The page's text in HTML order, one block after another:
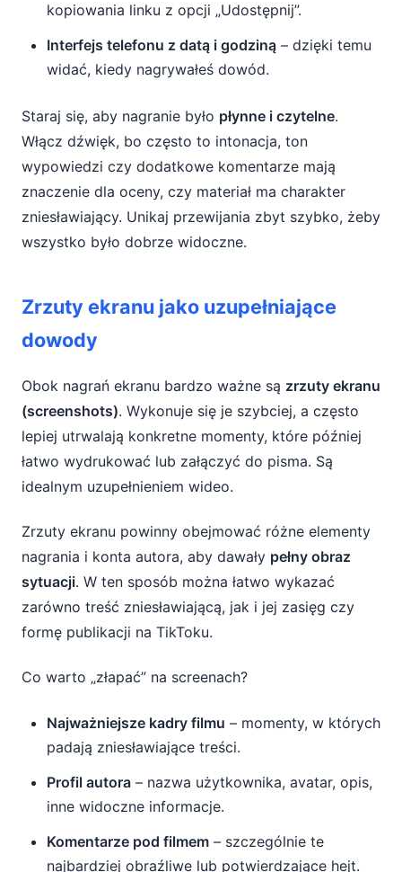
kopiowania linku z opcji „Udostępnij”.
Interfejs telefonu z datą i godziną – dzięki temu
widać, kiedy nagrywałeś dowód.
Staraj się, aby nagranie było płynne i czytelne.
Włącz dźwięk, bo często to intonacja, ton
wypowiedzi czy dodatkowe komentarze mają
znaczenie dla oceny, czy materiał ma charakter
zniesławiający. Unikaj przewijania zbyt szybko, żeby
wszystko było dobrze widoczne.
Zrzuty ekranu jako uzupełniające
dowody
Obok nagrań ekranu bardzo ważne są zrzuty ekranu
(screenshots). Wykonuje się je szybciej, a często
lepiej utrwalają konkretne momenty, które później
łatwo wydrukować lub załączyć do pisma. Są
idealnym uzupełnieniem wideo.
Zrzuty ekranu powinny obejmować różne elementy
nagrania i konta autora, aby dawały pełny obraz
sytuacji. W ten sposób można łatwo wykazać
zarówno treść zniesławiającą, jak i jej zasięg czy
formę publikacji na TikToku.
Co warto „złapać” na screenach?
Najważniejsze kadry filmu – momenty, w których
padają zniesławiające treści.
Profil autora – nazwa użytkownika, avatar, opis,
inne widoczne informacje.
Komentarze pod filmem – szczególnie te
najbardziej obraźliwe lub potwierdzające hejt.